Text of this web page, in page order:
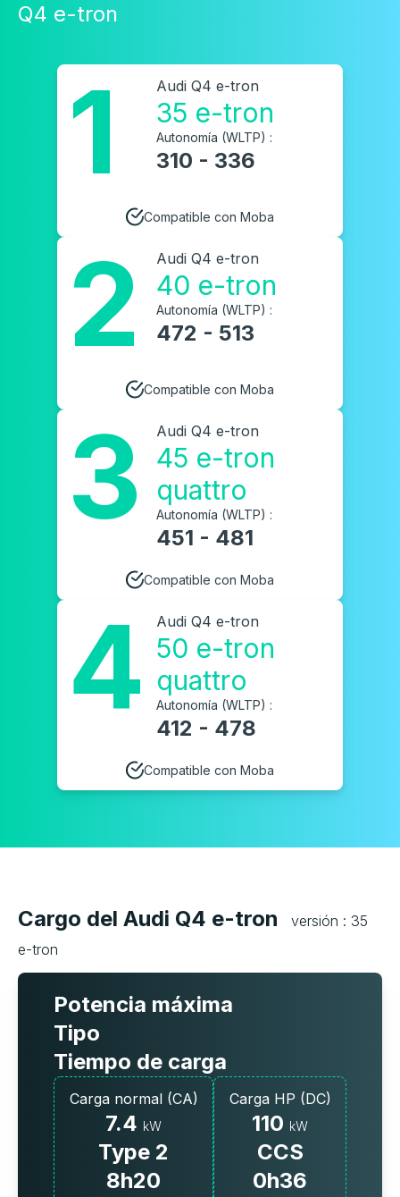
Q4 e-tron
1 Audi Q4 e-tron
35 e-tron
Autonomía (WLTP) :
310 - 336
Compatible con Moba
2 Audi Q4 e-tron
40 e-tron
Autonomía (WLTP) :
472 - 513
Compatible con Moba
3 Audi Q4 e-tron
45 e-tron
quattro
Autonomía (WLTP) :
451 - 481
Compatible con Moba
4 Audi Q4 e-tron
50 e-tron
quattro
Autonomía (WLTP) :
412 - 478
Compatible con Moba
Cargo del Audi Q4 e-tron
versión : 35
e-tron
Potencia máxima
Tipo
Tiempo de carga
Carga normal (CA)
7.4 kW
Type 2
8h20
Carga HP (DC)
110 kW
CCS
0h36